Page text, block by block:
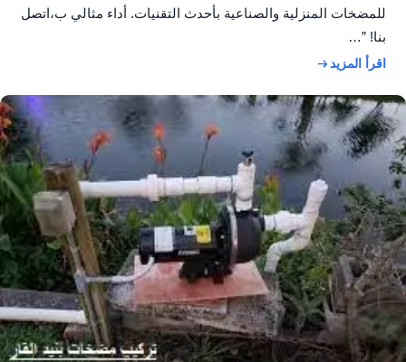
للمضخات المنزلية والصناعية بأحدث التقنيات. أداء مثالي ب،اتصل
بنا! ”…
اقرأ المزيد